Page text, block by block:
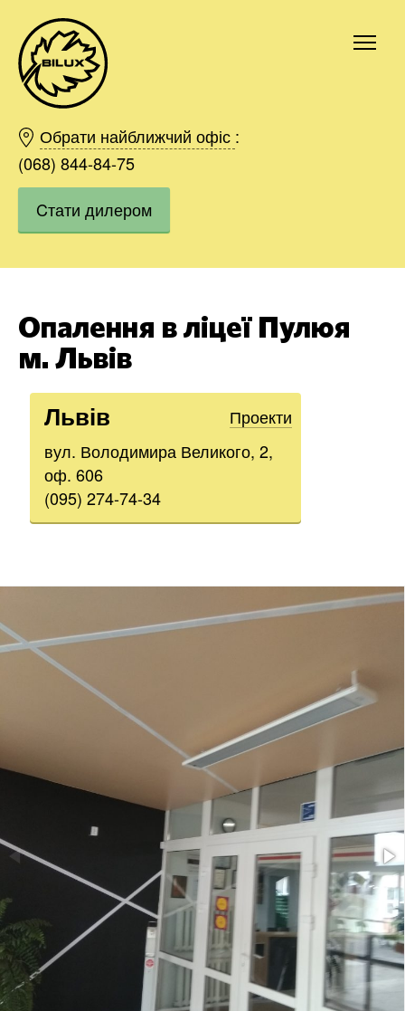
Обрати найближчий офіс :
(068) 844-84-75
Cтати дилером
Опалення в ліцеї Пулюя
м. Львів
Львів
Проекти
вул. Володимира Великого, 2,
оф. 606
(095) 274-74-34
Київ
Харків
Одесса
Дніпро
Івано-Франківськ
Вінниця
Область
Замовити